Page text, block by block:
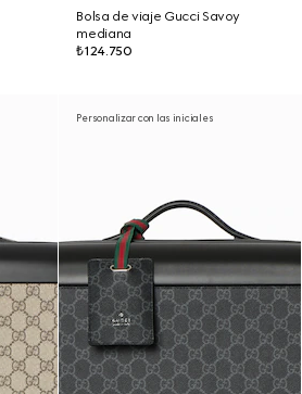
Bolsa de viaje Gucci Savoy
mediana
₺124.750
Personalizar con las iniciales